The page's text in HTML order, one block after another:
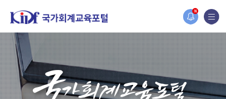
N
홈페이지가 새롭게 개편되었습니다.
한국조세재정연구원홈페이지가 새롭게 개설되었습니다.